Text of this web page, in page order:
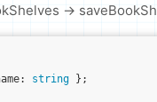
->
: string